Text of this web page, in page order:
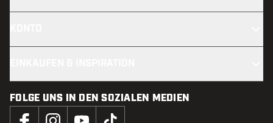
FOLGE UNS IN DEN SOZIALEN MEDIEN